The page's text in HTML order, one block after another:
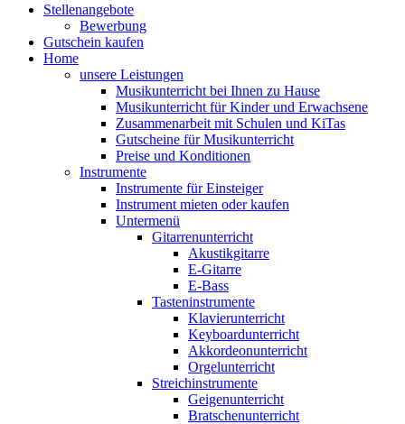
Stellenangebote
Bewerbung
Gutschein kaufen
Home
unsere Leistungen
Musikunterricht bei Ihnen zu Hause
Musikunterricht für Kinder und Erwachsene
Zusammenarbeit mit Schulen und KiTas
Gutscheine für Musikunterricht
Preise und Konditionen
Instrumente
Instrumente für Einsteiger
Instrument mieten oder kaufen
Untermenü
Gitarrenunterricht
Akustikgitarre
E-Gitarre
E-Bass
Tasteninstrumente
Klavierunterricht
Keyboardunterricht
Akkordeonunterricht
Orgelunterricht
Streichinstrumente
Geigenunterricht
Bratschenunterricht